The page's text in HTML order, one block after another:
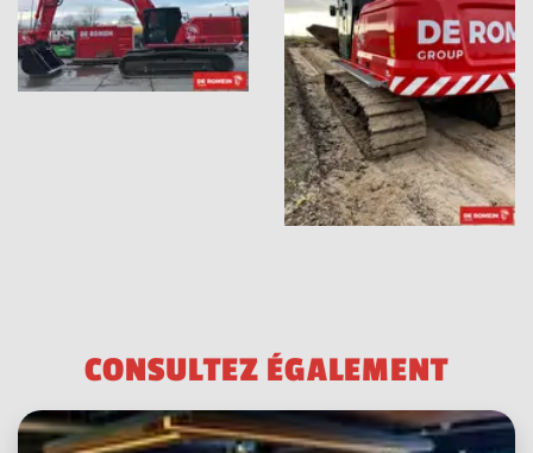
CONSULTEZ ÉGALEMENT